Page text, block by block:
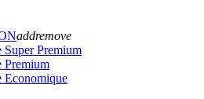
addremove
Super Premium
Premium
Economique